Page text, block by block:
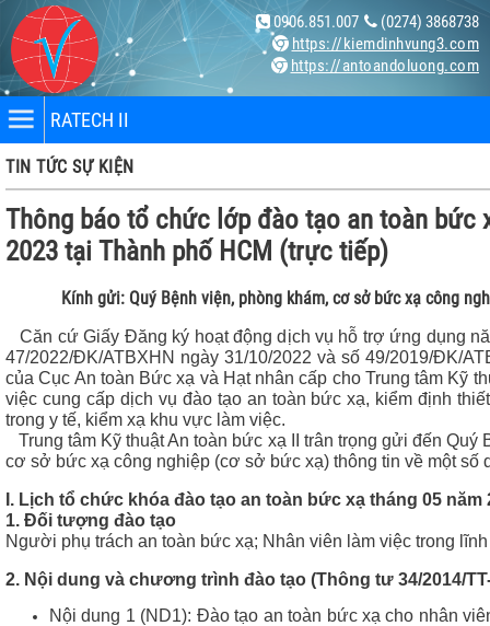
(0274) 3868738
0906.851.007
https://kiemdinhvung3.com
https://antoandoluong.com
X-
xạ,
RATECH II
TIN TỨC SỰ KIỆN
Thông báo tổ chức lớp đào tạo an toàn bức
2023 tại Thành phố HCM (trực tiếp)
Kính gửi: Quý Bệnh viện, phòng khám, cơ sở bức xạ công
Căn cứ Giấy Đăng ký hoạt động dịch vụ hỗ trợ ứng dụng
47/2022/ĐK/ATBXHN ngày 31/10/2022 và số 49/2019/ĐK/
của Cục An toàn Bức xạ và Hạt nhân cấp cho Trung tâm Kỹ
việc cung cấp dịch vụ đào tạo an toàn bức xạ, kiểm định
trong y tế, kiểm xạ khu vực làm việc.
Trung tâm Kỹ thuật An toàn bức xạ II trân trọng gửi đến Quý
cơ sở bức xạ công nghiệp (cơ sở bức xạ) thông tin về một số
I. Lịch tổ chức khóa đào tạo an toàn bức xạ tháng 05 năm
1. Đối tượng đào tạo
Người phụ trách an toàn bức xạ; Nhân viên làm việc trong
2. Nội dung và chương trình đào tạo (Thông tư 34/2014/
Nội dung 1 (ND1): Đào tạo an toàn bức xạ cho nhân